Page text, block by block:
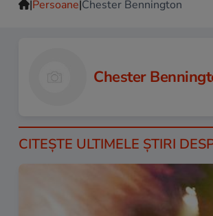
|Persoane|Chester Bennington
Chester
CITEŞTE ULTIMELE ŞTIRI